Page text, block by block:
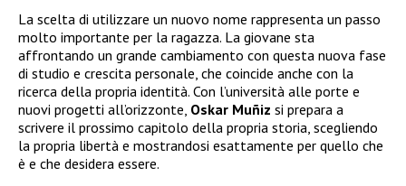
La scelta di utilizzare un nuovo nome rappresenta un passo
molto importante per la ragazza. La giovane sta
affrontando un grande cambiamento con questa nuova fase
di studio e crescita personale, che coincide anche con la
ricerca della propria identità. Con l’università alle porte e
nuovi progetti all’orizzonte, Oskar Muñiz si prepara a
scrivere il prossimo capitolo della propria storia, scegliendo
la propria libertà e mostrandosi esattamente per quello che
è e che desidera essere.